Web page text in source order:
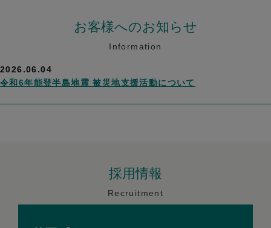
お客様へのお知らせ
Information
2026.06.04
令和6年能登半島地震 被災地支援活動について
採用情報
Recruitment